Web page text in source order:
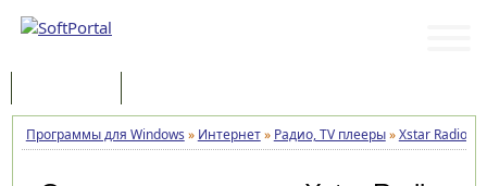
Программы для Windows » Интернет» Радио, TV плееры»Xstar Radio